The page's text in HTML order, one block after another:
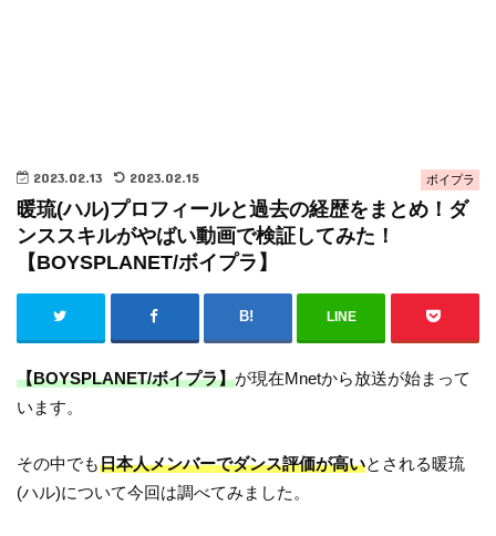
ボイプラ
2023.02.13 2023.02.15
暖琉(ハル)プロフィールと過去の経歴をまとめ！ダ
ンススキルがやばい動画で検証してみた！
【BOYSPLANET/ボイプラ】
LINE
【BOYSPLANET/ボイプラ】が現在Mnetから放送が始まって
います。
その中でも日本人メンバーでダンス評価が高いとされる暖琉
(ハル)について今回は調べてみました。